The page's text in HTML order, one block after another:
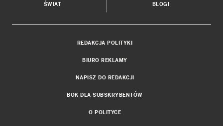
ŚWIAT BLOGI
REDAKCJA POLITYKI
BIURO REKLAMY
NAPISZ DO REDAKCJI
BOK DLA SUBSKRYBENTÓW
O POLITYCE